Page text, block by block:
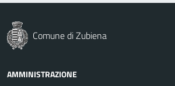
Comune di Zubiena
AMMINISTRAZIONE